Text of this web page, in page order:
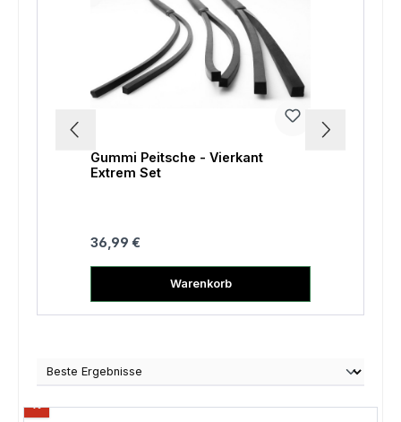
Gummi Peitsche - Vierkant
Extrem Set
Regulärer Preis:
36,99 €
Warenkorb
%